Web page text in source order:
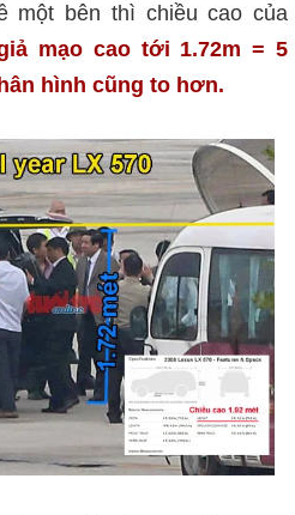
một bên thì chiều cao của
mạo cao tới 1.72m = 5
hình cũng to hơn.